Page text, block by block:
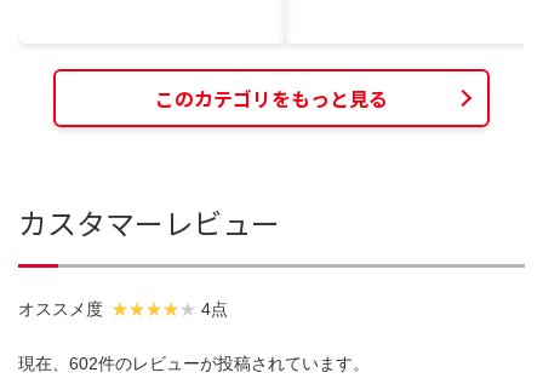
このカテゴリをもっと見る
カスタマーレビュー
オススメ度 4点
現在、602件のレビューが投稿されています。